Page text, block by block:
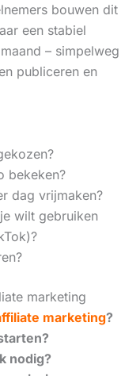
bouwen dit
een stabiel
– simpelweg
publiceren en
bekeken?
dag vrijmaken?
wilt gebruiken
marketing
marketing?
nodig?